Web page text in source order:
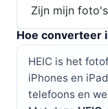
Zijn mijn
Hoe converteer
HEIC is het
iPhones en
telefoons en